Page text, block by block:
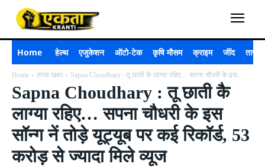
Home हेल्थ एजुकेशन ऑटो-टेक कृषि मौसम क्राइम जींद ताजा
Home ताजा खबर Sapna Choudhary : तू छाती कै लाग्या रहिए… सपना चौधरी के इस...
Sapna Choudhary : तू छाती कै
लाग्या रहिए… सपना चौधरी के इस
सॉन्ग नें तोड़े यूट्यूब पर कई रिकॉर्ड, 53
करोड़ से ज्यादा मिले व्यूज